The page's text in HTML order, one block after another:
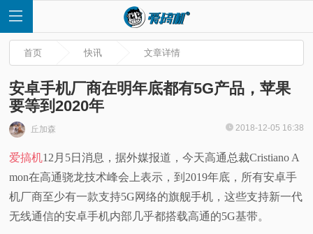
首
页
快
首页 快讯 文章详情
安卓手机厂商在明年底都有5G产品，苹果
要等到2020年
丘加森 2018-12-05 16:38
爱搞机12月5日消息，据外媒报道，今天高通总裁Cristiano A
mon在高通骁龙技术峰会上表示，到2019年底，所有安卓手
机厂商至少有一款支持5G网络的旗舰手机，这些支持新一代
无线通信的安卓手机内部几乎都搭载高通的5G基带。